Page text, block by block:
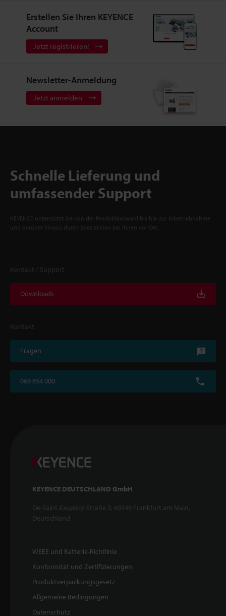
Erstellen Sie Ihren KEYENCE
Account
Jetzt registrieren!
Newsletter-Anmeldung
Jetzt anmelden
Schnelle Lieferung und
umfassender Support
KEYENCE unterstützt Sie von der Produktauswahl bis hin zur Inbetriebnahme
und darüber hinaus durch Spezialisten bei Ihnen vor Ort.
Kontakt / Support
Downloads
Kontakt
Fragen
069 654 000
KEYENCE DEUTSCHLAND GmbH
De-Saint-Exupéry-Straße 3, 60549 Frankfurt am Main,
Deutschland
WEEE und Batterie-Richtlinie
Konformität und Zertifizierungen
Produktverpackungsgesetz
Allgemeine Bedingungen
Datenschutz